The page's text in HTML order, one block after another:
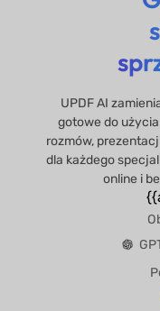
UPDF AI
gotowe do
rozmów,
dla każdego
online i